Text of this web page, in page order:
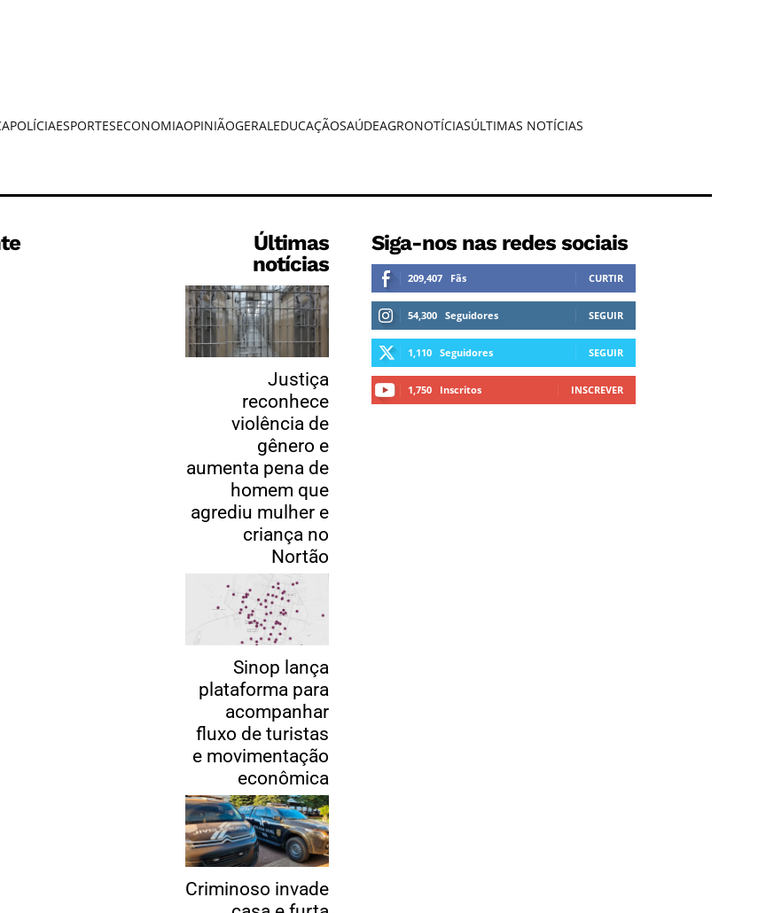
POLÍCIAESPORTESECONOMIAOPINIÃOGERALEDUCAÇÃOSAÚDEAGRONOTÍCIASÚLTIMAS NOTÍCIAS
Últimas
notícias
Justiça
reconhece
violência de
gênero e
aumenta pena de
homem que
agrediu mulher e
criança no
Nortão
Sinop lança
plataforma para
acompanhar
fluxo de turistas
e movimentação
econômica
Criminoso invade
Siga-nos nas redes sociais
209,407 Fãs CURTIR
54,300 Seguidores SEGUIR
1,110 Seguidores SEGUIR
1,750 Inscritos INSCREVER